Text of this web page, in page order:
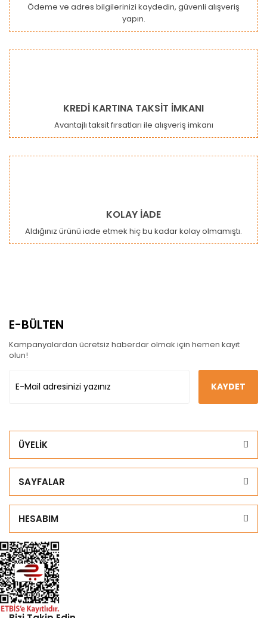
Ödeme ve adres bilgilerinizi kaydedin, güvenli alışveriş
yapın.
KREDİ KARTINA TAKSİT İMKANI
Avantajlı taksit fırsatları ile alışveriş imkanı
KOLAY İADE
Aldığınız ürünü iade etmek hiç bu kadar kolay olmamıştı.
E-BÜLTEN
Kampanyalardan ücretsiz haberdar olmak için hemen kayıt
olun!
KAYDET
ÜYELİK
SAYFALAR
HESABIM